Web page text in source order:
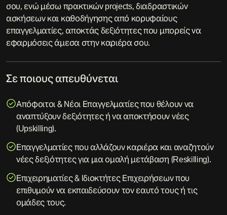
σου, ενώ μέσω πρακτικών projects, διαδραστικών
ασκήσεων και καθοδήγησης από κορυφαίους
επαγγελματίες, αποκτάς δεξιότητες που μπορείς να
εφαρμόσεις άμεσα στην καριέρα σου.
Σε ποιους απευθύνεται
Απόφοιτοι & Νέοι Επαγγελματίες που θέλουν να
αναπτύξουν δεξιότητες ή να αποκτήσουν νέες
(Upskilling).
Επαγγελματίες που αλλάζουν καριέρα και αναζητούν
νέες δεξιότητες για μια ομαλή μετάβαση (Reskilling).
Επιχειρηματίες & Ιδιοκτήτες Επιχειρήσεων που
επιθυμούν να εκπαιδεύσουν τον εαυτό τους ή τις
ομάδες τους.